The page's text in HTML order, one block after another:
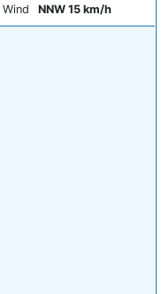
Wind NNW 15 km/h